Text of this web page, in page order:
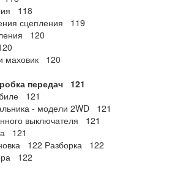
118
сцепления 119
120
маховик 120
передач 121
121
- модели 2WD 121
выключателя 121
121
122 Разборка 122
122